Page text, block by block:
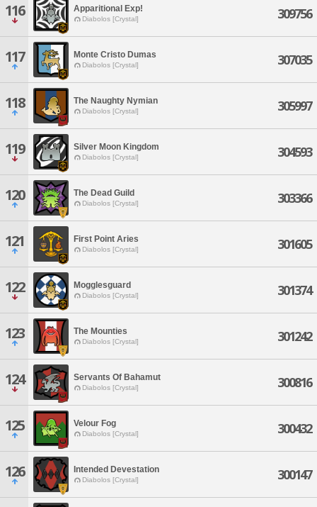
116 Apparitional Exp!
Diabolos [Crystal] 309756
117 Monte Cristo Dumas
Diabolos [Crystal] 307035
118 The Naughty Nymian
Diabolos [Crystal] 305997
119 Silver Moon Kingdom
Diabolos [Crystal] 304593
120 The Dead Guild
Diabolos [Crystal] 303366
121 First Point Aries
Diabolos [Crystal] 301605
122 Mogglesguard
Diabolos [Crystal] 301374
123 The Mounties
Diabolos [Crystal] 301242
124 Servants Of Bahamut
Diabolos [Crystal] 300816
125 Velour Fog
Diabolos [Crystal] 300432
126 Intended Devestation
Diabolos [Crystal] 300147